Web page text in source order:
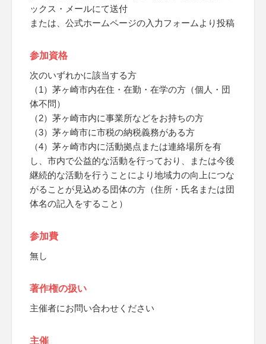
ックス・メールにて送付
または、公式ホームページの入力フォームより投稿
参加資格
次のいずれかに該当する方
（1）茅ヶ崎市内在住・在勤・在学の方（個人・団
体不問）
（2）茅ヶ崎市内に事業所などをお持ちの方
（3）茅ヶ崎市に市税の納税義務がある方
（4）茅ヶ崎市内に活動拠点または連絡場所を有
し、市内で公益的な活動を行っており、または今後
継続的な活動を行うことにより地域力の向上につな
がることが見込める団体の方（住所・氏名または団
体名の記入をすること）
参加費
無し
著作権の扱い
主催者にお問い合わせください
主催